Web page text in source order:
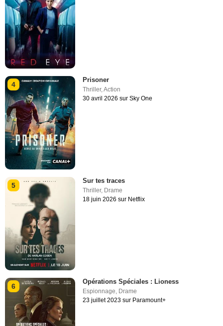
4
Prisoner
Thriller,Action
30 avril 2026 sur Sky One
5
Sur tes traces
Thriller, Drame
18 juin 2026 sur Netflix
6
Opérations Spéciales : Lioness
Espionnage, Drame
23 juillet 2023 sur Paramount+